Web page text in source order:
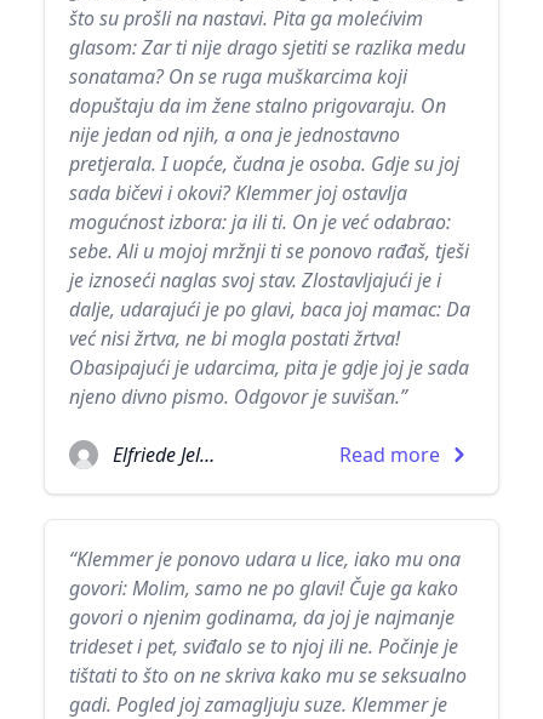
što su prošli na nastavi. Pita ga molećivim
glasom: Zar ti nije drago sjetiti se razlika medu
sonatama? On se ruga muškarcima koji
dopuštaju da im žene stalno prigovaraju. On
nije jedan od njih, a ona je jednostavno
pretjerala. I uopće, čudna je osoba. Gdje su joj
sada bičevi i okovi? Klemmer joj ostavlja
mogućnost izbora: ja ili ti. On je već odabrao:
sebe. Ali u mojoj mržnji ti se ponovo rađaš, tješi
je iznoseći naglas svoj stav. Zlostavljajući je i
dalje, udarajući je po glavi, baca joj mamac: Da
već nisi žrtva, ne bi mogla postati žrtva!
Obasipajući je udarcima, pita je gdje joj je sada
njeno divno pismo. Odgovor je suvišan.”
Elfriede Jelinek Read more
“Klemmer je ponovo udara u lice, iako mu ona
govori: Molim, samo ne po glavi! Čuje ga kako
govori o njenim godinama, da joj je najmanje
trideset i pet, sviđalo se to njoj ili ne. Počinje je
tištati to što on ne skriva kako mu se seksualno
gadi. Pogled joj zamagljuju suze. Klemmer je